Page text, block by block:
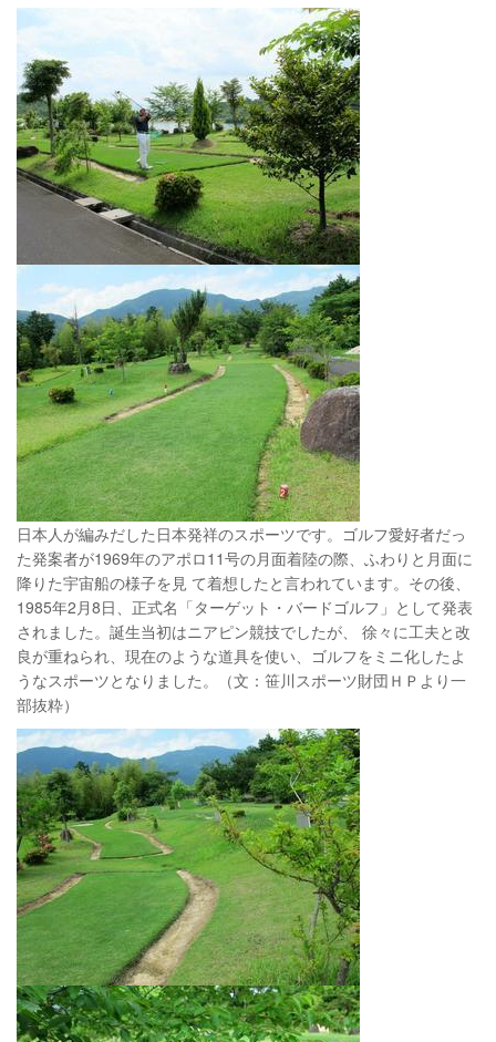
日本人が編みだした日本発祥のスポーツです。ゴルフ愛好者だっ
た発案者が1969年のアポロ11号の月面着陸の際、ふわりと月面に
降りた宇宙船の様子を見 て着想したと言われています。その後、
1985年2月8日、正式名「ターゲット・バードゴルフ」として発表
されました。誕生当初はニアピン競技でしたが、 徐々に工夫と改
良が重ねられ、現在のような道具を使い、ゴルフをミニ化したよ
うなスポーツとなりました。（文：笹川スポーツ財団ＨＰより一
部抜粋）